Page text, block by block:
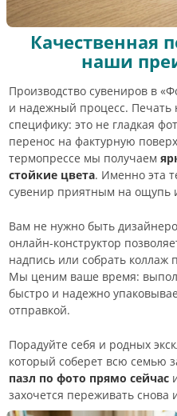
Качественная
наши
Производство сувениров в
и надежный процесс. Печать
специфику: это не гладкая
перенос на фактурную
термопрессе мы получаем
стойкие цвета. Именно эта
сувенир приятным на ощупь
Вам не нужно быть
онлайн-конструктор
надпись или собрать коллаж
Мы ценим ваше время:
быстро и надежно
отправкой.
Порадуйте себя и родных
который соберет всю семью
пазл по фото прямо сейчас
захочется переживать снова